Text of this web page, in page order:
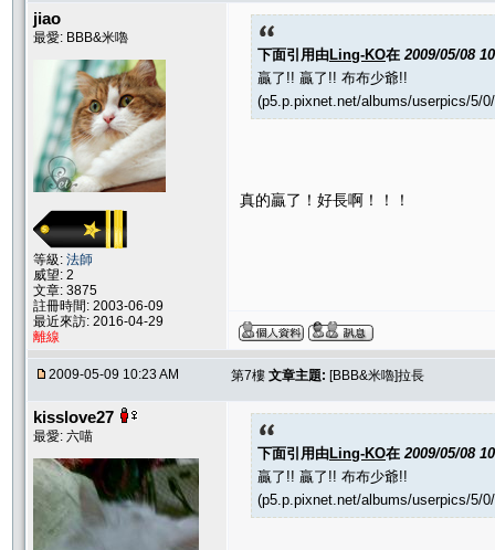
jiao
最愛: BBB&米嚕
等級: 法師
威望: 2
文章: 3875
註冊時間: 2003-06-09
最近來訪: 2016-04-29
離線
下面引用由Ling-KO在 2009/05/08
贏了!! 贏了!! 布布少爺!!
(p5.p.pixnet.net/albums/userpics/5/
真的贏了！好長啊！！！
2009-05-09 10:23 AM 第7樓 文章主題: [BBB&米嚕]拉長
kisslove27
最愛: 六喵
下面引用由Ling-KO在 2009/05/08
贏了!! 贏了!! 布布少爺!!
(p5.p.pixnet.net/albums/userpics/5/